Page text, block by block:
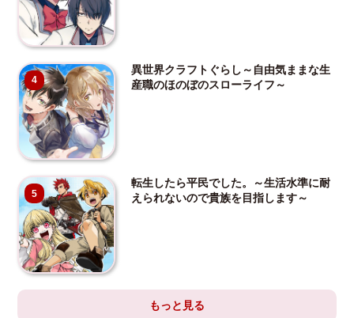
4
異世界クラフトぐらし～自由気ままな生
産職のほのぼのスローライフ～
5
転生したら平民でした。～生活水準に耐
えられないので貴族を目指します～
もっと見る